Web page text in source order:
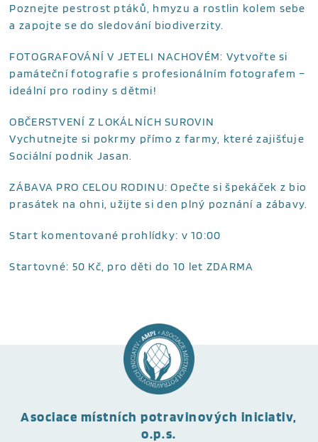
Poznejte pestrost ptáků, hmyzu a rostlin kolem sebe
a zapojte se do sledování biodiverzity.
FOTOGRAFOVÁNÍ V JETELI NACHOVÉM: Vytvořte si
památeční fotografie s profesionálním fotografem –
ideální pro rodiny s dětmi!
OBČERSTVENÍ Z LOKÁLNÍCH SUROVIN
Vychutnejte si pokrmy přímo z farmy, které zajišťuje
Sociální podnik Jasan.
ZÁBAVA PRO CELOU RODINU: Opečte si špekáček z bio
prasátek na ohni, užijte si den plný poznání a zábavy.
Start komentované prohlídky: v 10:00
Startovné: 50 Kč, pro děti do 10 let ZDARMA
Asociace místních potravinových iniciativ,
o.p.s.